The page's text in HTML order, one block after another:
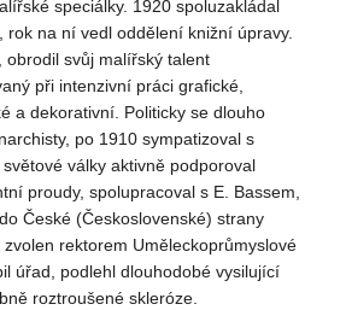
speciálky. 1920 spoluzakládal
rok na ní vedl oddělení knižní úpravy.
obrodil svůj malířský talent
při intenzivní práci grafické,
a dekorativní. Politicky se dlouho
po 1910 sympatizoval s
války aktivně podporoval
proudy, spolupracoval s E. Bassem,
České (Československé) strany
rektorem Uměleckoprůmyslové
úřad, podlehl dlouhodobé vysilující
roztroušené skleróze.